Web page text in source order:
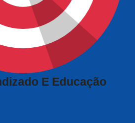
E Educação